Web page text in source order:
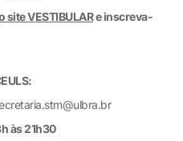
site VESTIBULARe inscreva-
às 21h30